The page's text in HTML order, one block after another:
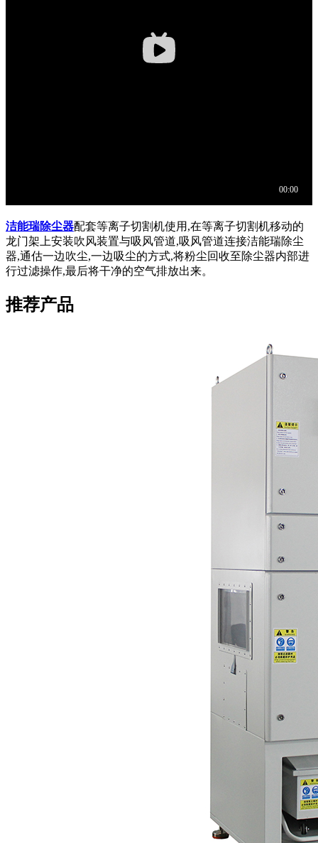
洁能瑞除尘器配套等离子切割机使用,在等离子切割机移动的
龙门架上安装吹风装置与吸风管道,吸风管道连接洁能瑞除尘
器,通估一边吹尘,一边吸尘的方式,将粉尘回收至除尘器内部进
行过滤操作,最后将干净的空气排放出来。
推荐产品